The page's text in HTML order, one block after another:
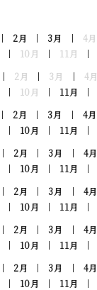
2月 3月 4月
10月 11月
2月 3月 4月
10月 11月
2月 3月 4月
10月 11月
2月 3月 4月
10月 11月
2月 3月 4月
10月 11月
2月 3月 4月
10月 11月
2月 3月 4月
10月 11月